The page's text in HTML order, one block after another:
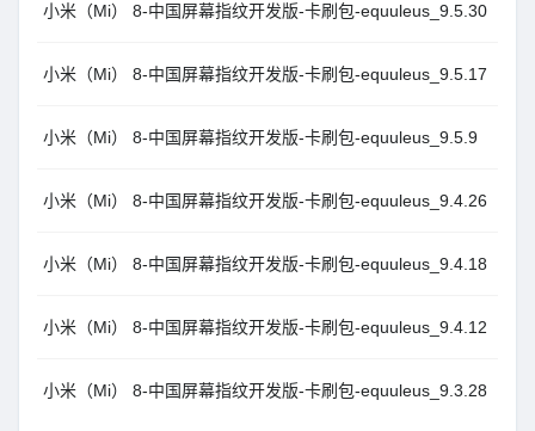
小米（Mi） 8-中国屏幕指纹开发版-卡刷包-equuleus_9.5.30
小米（Mi） 8-中国屏幕指纹开发版-卡刷包-equuleus_9.5.17
小米（Mi） 8-中国屏幕指纹开发版-卡刷包-equuleus_9.5.9
小米（Mi） 8-中国屏幕指纹开发版-卡刷包-equuleus_9.4.26
小米（Mi） 8-中国屏幕指纹开发版-卡刷包-equuleus_9.4.18
小米（Mi） 8-中国屏幕指纹开发版-卡刷包-equuleus_9.4.12
小米（Mi） 8-中国屏幕指纹开发版-卡刷包-equuleus_9.3.28